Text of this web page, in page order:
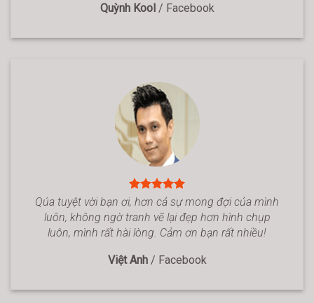
Quỳnh Kool / Facebook
Qúa tuyệt vời bạn ơi, hơn cả sự mong đợi của mình
luôn, không ngờ tranh vẽ lại đẹp hơn hình chụp
luôn, mình rất hài lòng. Cảm ơn bạn rất nhiều!
Việt Anh / Facebook